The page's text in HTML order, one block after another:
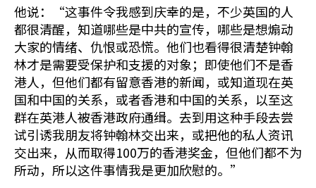
他说：“这事件令我感到庆幸的是，不少英国的人
都很清醒，知道哪些是中共的宣传，哪些是想煽动
大家的情绪、仇恨或恐慌。他们也看得很清楚钟翰
林才是需要受保护和支援的对象；即使他们不是香
港人，但他们都有留意香港的新闻，或知道现在英
国和中国的关系，或者香港和中国的关系，以至这
群在英港人被香港政府通缉。去到用这种手段去尝
试引诱我朋友将钟翰林交出来，或把他的私人资讯
交出来，从而取得100万的香港奖金，但他们都不为
所动，所以这件事情我是更加欣慰的。”